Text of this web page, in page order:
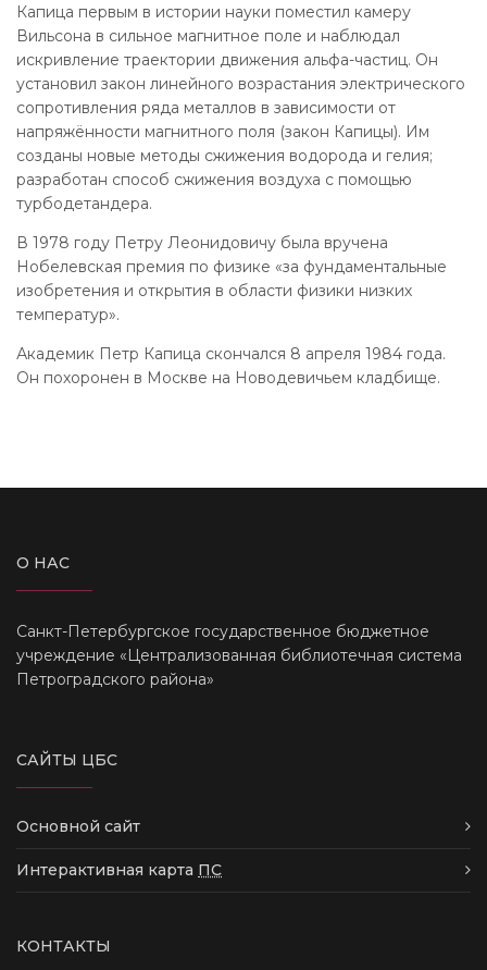
Капица первым в истории науки поместил камеру
Вильсона в сильное магнитное поле и наблюдал
искривление траектории движения альфа-частиц. Он
установил закон линейного возрастания электрического
сопротивления ряда металлов в зависимости от
напряжённости магнитного поля (закон Капицы). Им
созданы новые методы сжижения водорода и гелия;
разработан способ сжижения воздуха с помощью
турбодетандера.
В 1978 году Петру Леонидовичу была вручена
Нобелевская премия по физике «за фундаментальные
изобретения и открытия в области физики низких
температур».
Академик Петр Капица скончался 8 апреля 1984 года.
Он похоронен в Москве на Новодевичьем кладбище.
О НАС
Санкт-Петербургское государственное бюджетное
учреждение «Централизованная библиотечная система
Петроградского района»
САЙТЫ ЦБС
Основной сайт
Интерактивная карта ПС
КОНТАКТЫ